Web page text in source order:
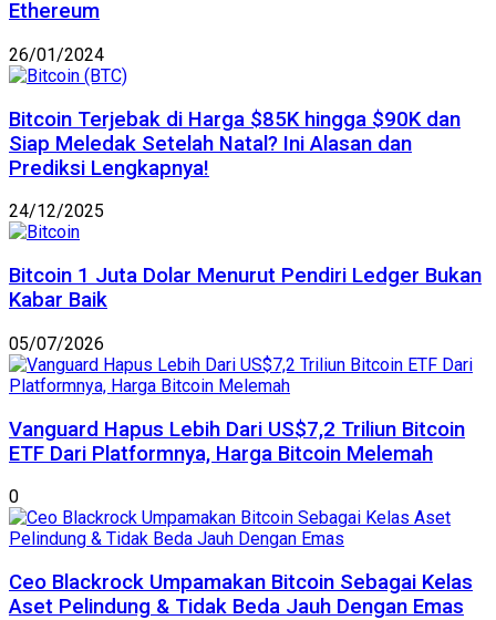
Ethereum
26/01/2024
Bitcoin Terjebak di Harga $85K hingga $90K dan
Siap Meledak Setelah Natal? Ini Alasan dan
Prediksi Lengkapnya!
24/12/2025
Bitcoin 1 Juta Dolar Menurut Pendiri Ledger Bukan
Kabar Baik
05/07/2026
Vanguard Hapus Lebih Dari US$7,2 Triliun Bitcoin
ETF Dari Platformnya, Harga Bitcoin Melemah
0
Ceo Blackrock Umpamakan Bitcoin Sebagai Kelas
Aset Pelindung & Tidak Beda Jauh Dengan Emas